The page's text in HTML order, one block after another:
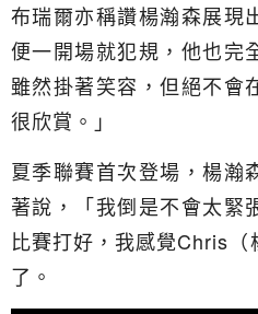
布瑞爾亦稱讚楊瀚森展現
便一開場就犯規，他也完
雖然掛著笑容，但絕不會
很欣賞。」
夏季聯賽首次登場，楊瀚
著說，「我倒是不會太緊
比賽打好，我感覺Chris
了。